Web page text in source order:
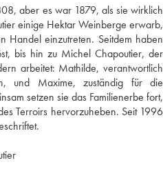
aber es war 1879, als sie wirklich
einige Hektar Weinberge erwarb,
Handel einzutreten. Seitdem haben
bis hin zu Michel Chapoutier, der
arbeitet: Mathilde, verantwortlich
und Maxime, zuständig für die
setzen sie das Familienerbe fort,
Terroirs hervorzuheben. Seit 1996